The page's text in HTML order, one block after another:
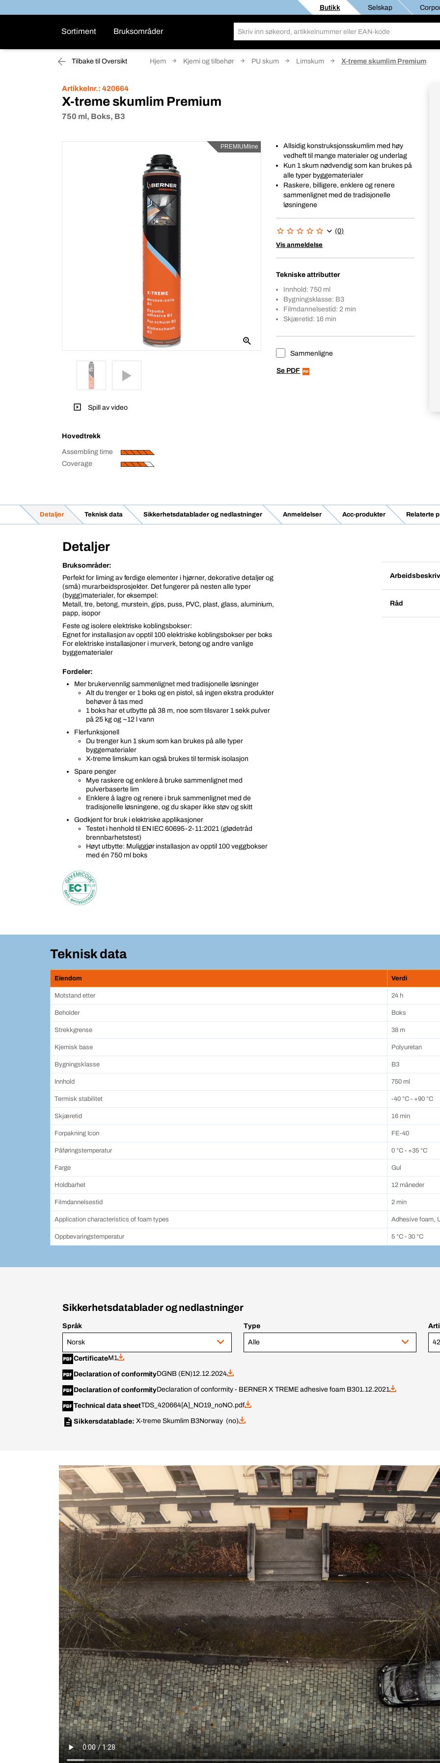
Butikk Selskap
Sortiment Bruksområder
Tilbake til Oversikt Hjem Kjemi og tilbehør PU skum Limskum X-treme skumlim Premium
Artikkelnr.: 420664
X-treme skumlim Premium
750 ml, Boks, B3
PREMIUMline
Spill av video
Hovedtrekk
Assembling time
Coverage
Allsidig konstruksjonsskumlim med høy
vedheft til mange materialer og underlag
Kun 1 skum nødvendig som kan brukes på
alle typer byggematerialer
Raskere, billigere, enklere og renere
sammenlignet med de tradisjonelle
løsningene
(0)
Vis anmeldelse
Tekniske attributter
Innhold: 750 ml
Bygningsklasse: B3
Filmdannelsestid: 2 min
Skjæretid: 16 min
Sammenligne
Se PDF
Detaljer Teknisk data Sikkerhetsdatablader og nedlastninger Anmeldelser Acc-produkter Relaterte
Detaljer
Bruksområder:
Perfekt for liming av ferdige elementer i hjørner, dekorative detaljer og
(små) murarbeidsprosjekter. Det fungerer på nesten alle typer
(bygg)materialer, for eksempel:
Metall, tre, betong, murstein, gips, puss, PVC, plast, glass, aluminium,
papp, isopor
Feste og isolere elektriske koblingsbokser:
Egnet for installasjon av opptil 100 elektriske koblingsbokser per boks
For elektriske installasjoner i murverk, betong og andre vanlige
byggematerialer
Fordeler:
Mer brukervennlig sammenlignet med tradisjonelle løsninger
Alt du trenger er 1 boks og en pistol, så ingen ekstra produkter
behøver å tas med
1 boks har et utbytte på 38 m, noe som tilsvarer 1 sekk pulver
på 25 kg og ~12 l vann
Flerfunksjonell
Du trenger kun 1 skum som kan brukes på alle typer
byggematerialer
X-treme limskum kan også brukes til termisk isolasjon
Spare penger
Mye raskere og enklere å bruke sammenlignet med
pulverbaserte lim
Enklere å lagre og renere i bruk sammenlignet med de
tradisjonelle løsningene, og du skaper ikke støv og skitt
Godkjent for bruk i elektriske applikasjoner
Testet i henhold til EN IEC 60695-2-11:2021 (glødetråd
brennbarhetstest)
Høyt utbytte: Muliggjør installasjon av opptil 100 veggbokser
med én 750 ml boks
Råd
Teknisk data
Eiendom Verdi
Motstand etter 24 h
Beholder Boks
Strekkgrense 38 m
Kjemisk base Polyuretan
Bygningsklasse B3
Innhold 750 ml
Termisk stabilitet -40 °C - +90 °C
Skjæretid 16 min
Forpakning Icon FE-40
Påføringstemperatur 0 °C - +35 °C
Farge Gul
Holdbarhet 12 måneder
Filmdannelsestid 2 min
Application characteristics of foam types Adhesive foam,
Oppbevaringstemperatur 5 °C - 30 °C
Sikkerhetsdatablader og nedlastninger
Språk
Norsk
Type
Alle
CertificateM1
Declaration of conformityDGNB (EN)12.12.2024
Declaration of conformityDeclaration of conformity - BERNER X TREME adhesive foam B301.12.2021
Technical data sheetTDS_420664[A]_NO19_noNO.pdf
Sikkersdatablade: X-treme Skumlim B3Norway (no)